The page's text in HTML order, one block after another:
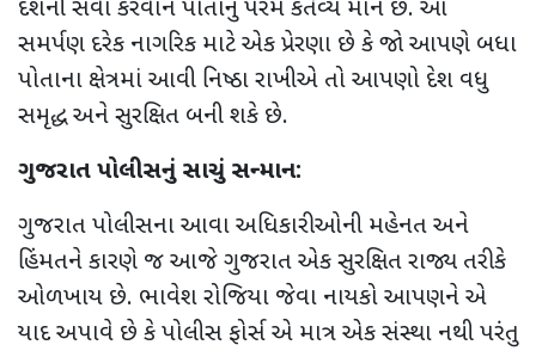
દેશની સેવા કરવાને પોતાનું પરમ કર્તવ્ય માને છે. આ
સમર્પણ દરેક નાગરિક માટે એક પ્રેરણા છે કે જો આપણે બધા
પોતાના ક્ષેત્રમાં આવી નિષ્ઠા રાખીએ તો આપણો દેશ વધુ
સમૃદ્ધ અને સુરક્ષિત બની શકે છે.
ગુજરાત પોલીસનું સાચું સન્માન:
ગુજરાત પોલીસના આવા અધિકારીઓની મહેનત અને
હિંમતને કારણે જ આજે ગુજરાત એક સુરક્ષિત રાજ્ય તરીકે
ઓળખાય છે. ભાવેશ રોજિયા જેવા નાયકો આપણને એ
યાદ અપાવે છે કે પોલીસ ફોર્સ એ માત્ર એક સંસ્થા નથી પરંતુ